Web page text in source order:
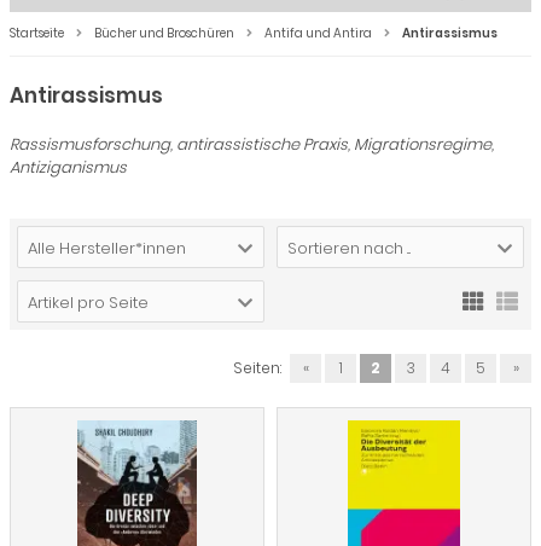
Startseite Bücher und Broschüren Antifa und Antira Antirassismus
Antirassismus
Rassismusforschung, antirassistische Praxis, Migrationsregime,
Antiziganismus
Alle Hersteller*innen Sortieren nach ...
Artikel pro Seite
Seiten: « 1 2 3 4 5 »